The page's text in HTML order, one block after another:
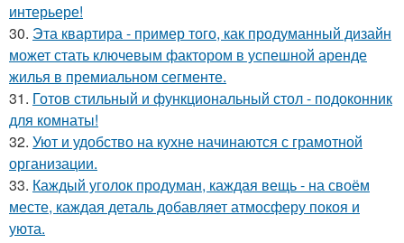
интерьере!
30. Эта квартира - пример того, как продуманный дизайн
может стать ключевым фактором в успешной аренде
жилья в премиальном сегменте.
31. Готов стильный и функциональный стол - подоконник
для комнаты!
32. Уют и удобство на кухне начинаются с грамотной
организации.
33. Каждый уголок продуман, каждая вещь - на своём
месте, каждая деталь добавляет атмосферу покоя и
уюта.